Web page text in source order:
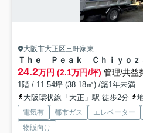
大阪市大正区三軒家東
24.2万円 (2.1万円/坪) 管理/共益
1階 / 11.54坪 (38.18㎡) /築1年未満
大阪環状線「大正」駅 徒歩2分
地
電気有 都市ガス エレベーター
物販向け